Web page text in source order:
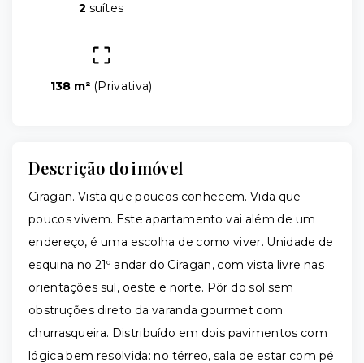
2 suítes
138 m² (Privativa)
Descrição do imóvel
Ciragan. Vista que poucos conhecem. Vida que
poucos vivem. Este apartamento vai além de um
endereço, é uma escolha de como viver. Unidade de
esquina no 21º andar do Ciragan, com vista livre nas
orientações sul, oeste e norte. Pôr do sol sem
obstruções direto da varanda gourmet com
churrasqueira. Distribuído em dois pavimentos com
lógica bem resolvida: no térreo, sala de estar com pé